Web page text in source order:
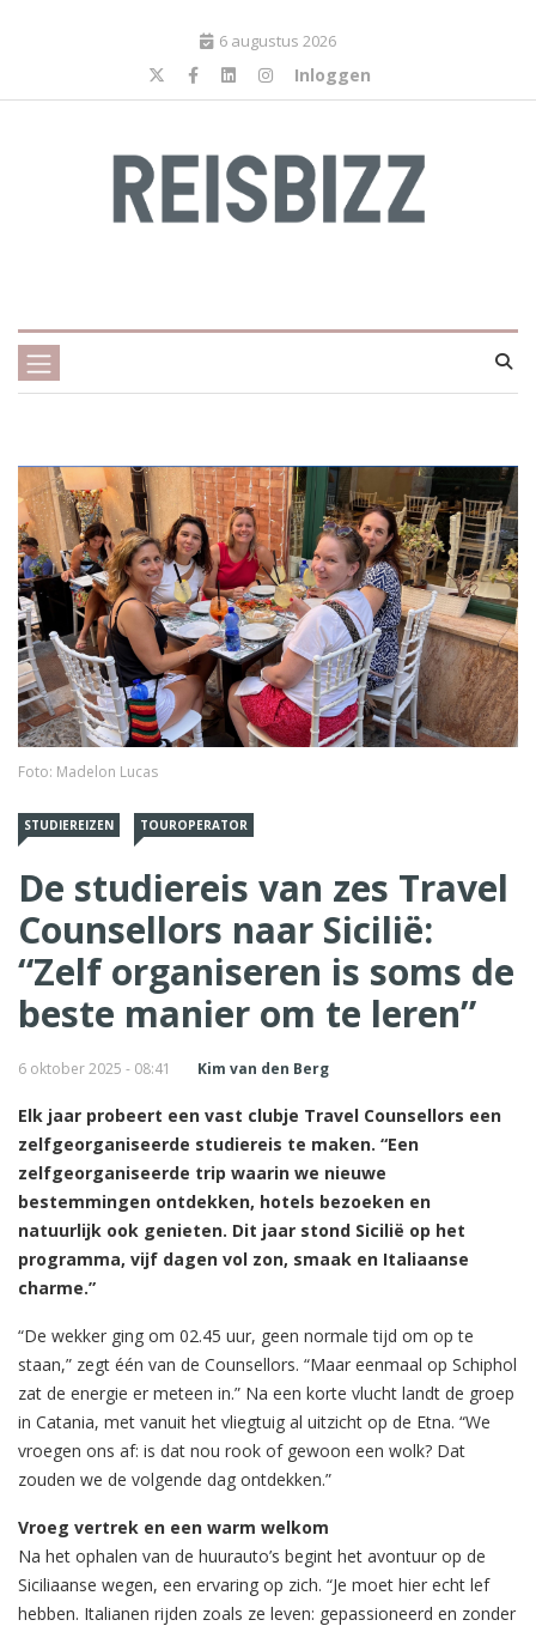
6 augustus 2026
Inloggen
Foto: Madelon Lucas
STUDIEREIZEN TOUROPERATOR
De studiereis van zes Travel
Counsellors naar Sicilië:
“Zelf organiseren is soms de
beste manier om te leren”
6 oktober 2025 - 08:41 Kim van den Berg
Elk jaar probeert een vast clubje Travel Counsellors een
zelfgeorganiseerde studiereis te maken. “Een
zelfgeorganiseerde trip waarin we nieuwe
bestemmingen ontdekken, hotels bezoeken en
natuurlijk ook genieten. Dit jaar stond Sicilië op het
programma, vijf dagen vol zon, smaak en Italiaanse
charme.”
“De wekker ging om 02.45 uur, geen normale tijd om op te
staan,” zegt één van de Counsellors. “Maar eenmaal op Schiphol
zat de energie er meteen in.” Na een korte vlucht landt de groep
in Catania, met vanuit het vliegtuig al uitzicht op de Etna. “We
vroegen ons af: is dat nou rook of gewoon een wolk? Dat
zouden we de volgende dag ontdekken.”
Vroeg vertrek en een warm welkom
Na het ophalen van de huurauto’s begint het avontuur op de
Siciliaanse wegen, een ervaring op zich. “Je moet hier echt lef
hebben. Italianen rijden zoals ze leven: gepassioneerd en zonder